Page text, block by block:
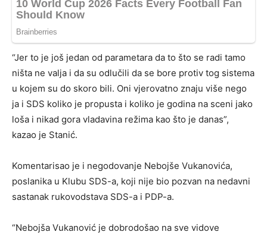
“Jer to je još jedan od parametara da to što se radi tamo
ništa ne valja i da su odlučili da se bore protiv tog sistema
u kojem su do skoro bili. Oni vjerovatno znaju više nego
ja i SDS koliko je propusta i koliko je godina na sceni jako
loša i nikad gora vladavina režima kao što je danas”,
kazao je Stanić.
Komentarisao je i negodovanje Nebojše Vukanovića,
poslanika u Klubu SDS-a, koji nije bio pozvan na nedavni
sastanak rukovodstava SDS-a i PDP-a.
“Nebojša Vukanović je dobrodošao na sve vidove